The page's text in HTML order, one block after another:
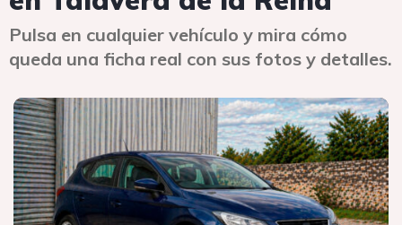
Pulsa en cualquier vehículo y mira cómo
queda una ficha real con sus fotos y detalles.